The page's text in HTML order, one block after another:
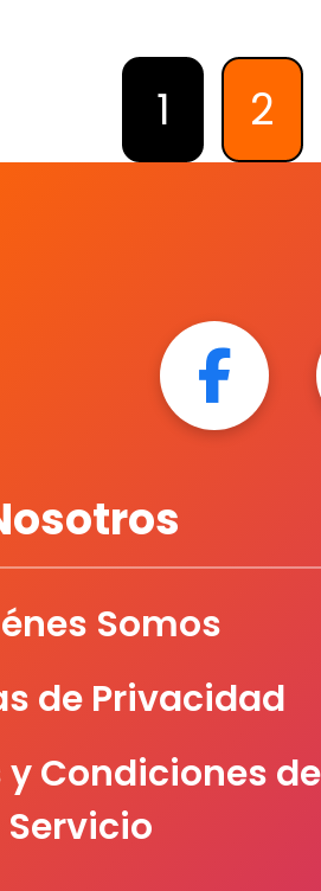
1 2
Somos
de Privacidad
Condiciones
Servicio